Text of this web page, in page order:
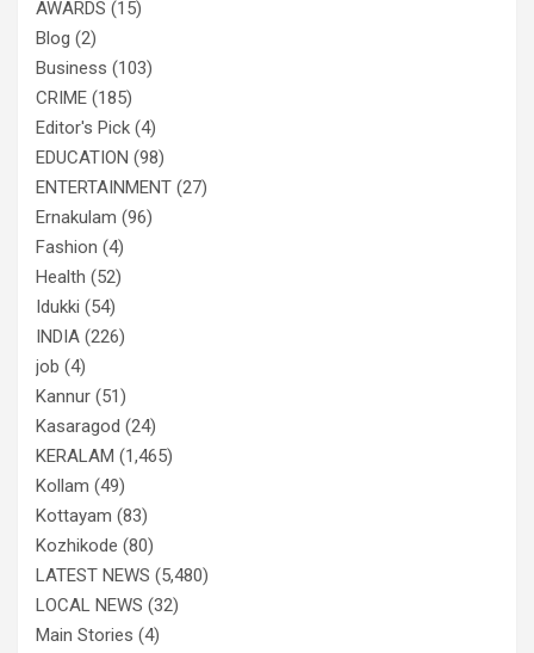
AWARDS (15)
Blog (2)
Business (103)
CRIME (185)
Editor's Pick (4)
EDUCATION (98)
ENTERTAINMENT (27)
Ernakulam (96)
Fashion (4)
Health (52)
Idukki (54)
INDIA (226)
job (4)
Kannur (51)
Kasaragod (24)
KERALAM (1,465)
Kollam (49)
Kottayam (83)
Kozhikode (80)
LATEST NEWS (5,480)
LOCAL NEWS (32)
Main Stories (4)